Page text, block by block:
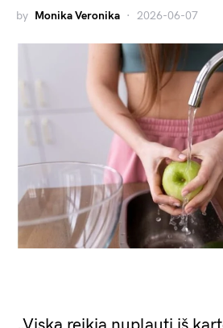
by Monika Veronika 2026-06-07